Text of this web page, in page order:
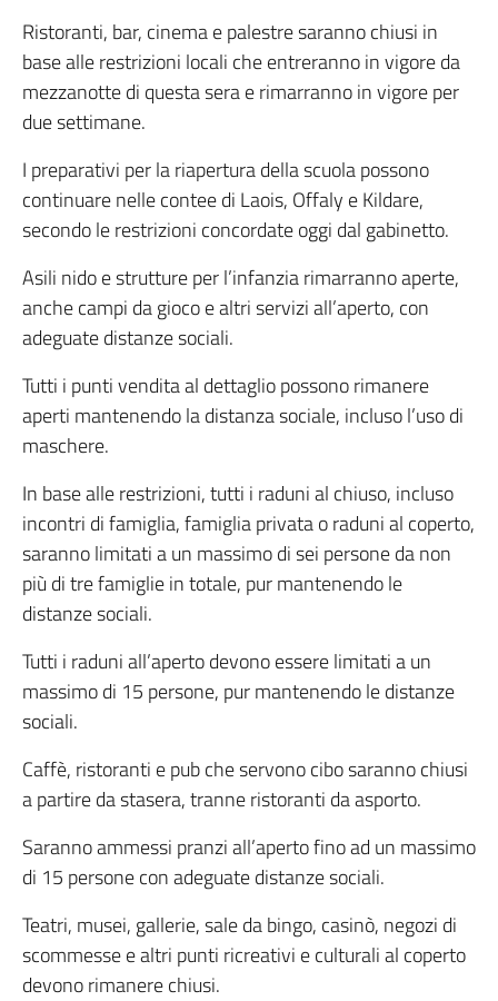
Ristoranti, bar, cinema e palestre saranno chiusi in
base alle restrizioni locali che entreranno in vigore da
mezzanotte di questa sera e rimarranno in vigore per
due settimane.
I preparativi per la riapertura della scuola possono
continuare nelle contee di Laois, Offaly e Kildare,
secondo le restrizioni concordate oggi dal gabinetto.
Asili nido e strutture per l’infanzia rimarranno aperte,
anche campi da gioco e altri servizi all’aperto, con
adeguate distanze sociali.
Tutti i punti vendita al dettaglio possono rimanere
aperti mantenendo la distanza sociale, incluso l’uso di
maschere.
In base alle restrizioni, tutti i raduni al chiuso, incluso
incontri di famiglia, famiglia privata o raduni al coperto,
saranno limitati a un massimo di sei persone da non
più di tre famiglie in totale, pur mantenendo le
distanze sociali.
Tutti i raduni all’aperto devono essere limitati a un
massimo di 15 persone, pur mantenendo le distanze
sociali.
Caffè, ristoranti e pub che servono cibo saranno chiusi
a partire da stasera, tranne ristoranti da asporto.
Saranno ammessi pranzi all’aperto fino ad un massimo
di 15 persone con adeguate distanze sociali.
Teatri, musei, gallerie, sale da bingo, casinò, negozi di
scommesse e altri punti ricreativi e culturali al coperto
devono rimanere chiusi.